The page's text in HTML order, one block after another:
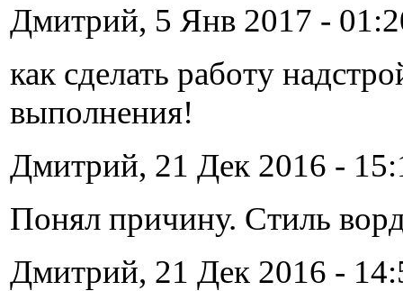
Дмитрий, 5 Янв 2017 -
как сделать работу
выполнения!
Дмитрий, 21 Дек 2016 -
Понял причину. Стиль
Дмитрий, 21 Дек 2016 -